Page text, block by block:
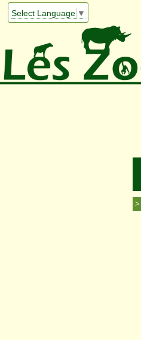
Select Language ▼